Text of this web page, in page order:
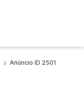
Anúncio ID 2501